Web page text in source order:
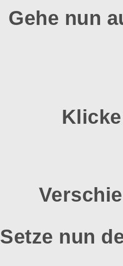
Gehe nun
Setze nun